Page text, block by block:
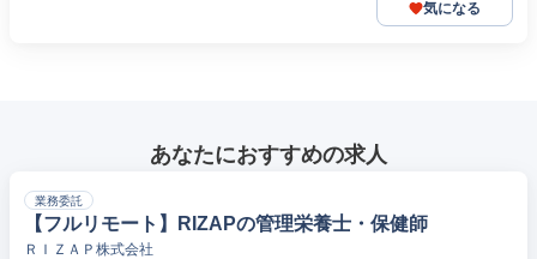
気になる
あなたにおすすめの求人
業務委託
【フルリモート】RIZAPの管理栄養士・保健師
ＲＩＺＡＰ株式会社